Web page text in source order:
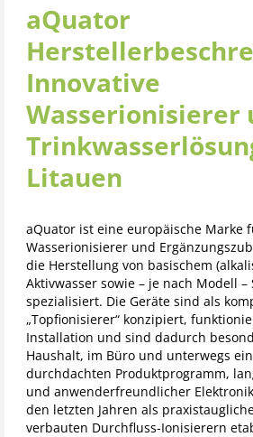
aQuator
Innovative
Wasserionisierer
Litauen
aQuator ist eine europäische Marke
Wasserionisierer und
die Herstellung von basischem
Aktivwasser sowie – je nach Modell –
spezialisiert. Die Geräte sind als
„Topfionisierer“ konzipiert,
Installation und sind dadurch
Haushalt, im Büro und unterwegs
durchdachten Produktprogramm,
und anwenderfreundlicher
den letzten Jahren als
verbauten Durchfluss-Ionisierern